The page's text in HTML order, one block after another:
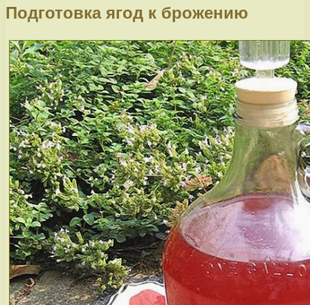
Подготовка ягод к брожению